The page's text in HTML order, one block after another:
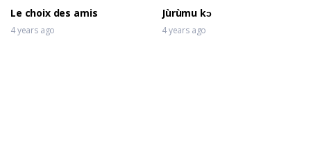
Le choix des amis
4 years ago
Jùrùmu kɔ
4 years ago